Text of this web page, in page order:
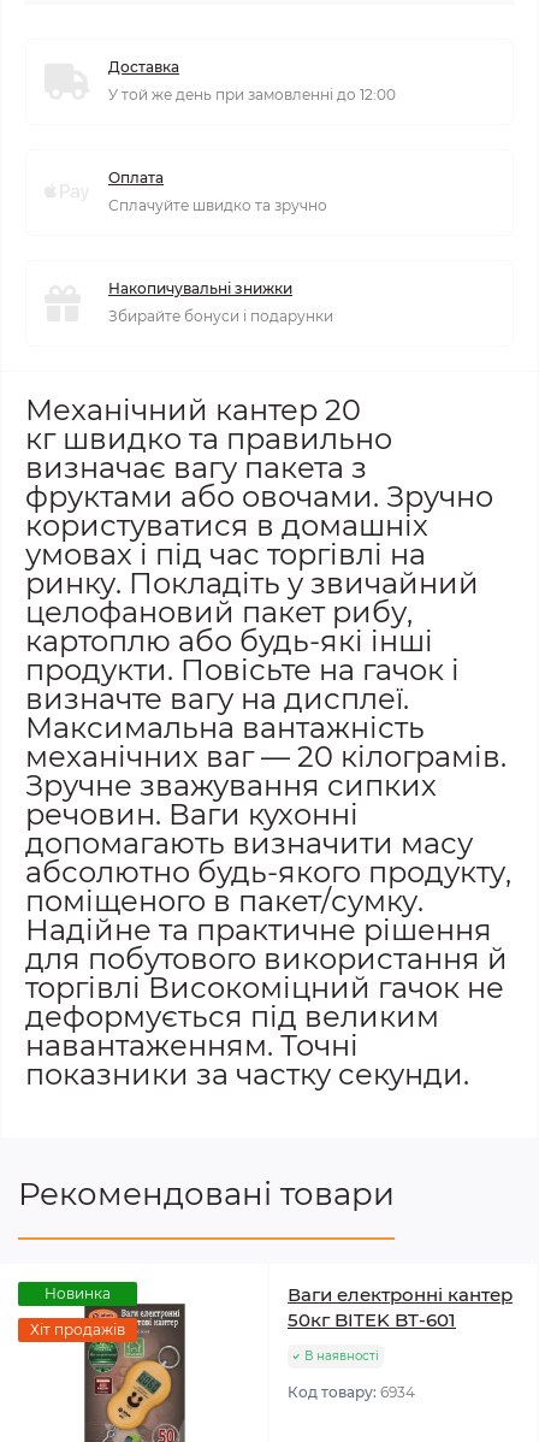
Доставка
У той же день при замовленні до 12:00
Оплата
Сплачуйте швидко та зручно
Накопичувальні знижки
Збирайте бонуси і подарунки
Механічний кантер 20
кг швидко та правильно
визначає вагу пакета з
фруктами або овочами. Зручно
користуватися в домашніх
умовах і під час торгівлі на
ринку. Покладіть у звичайний
целофановий пакет рибу,
картоплю або будь-які інші
продукти. Повісьте на гачок і
визначте вагу на дисплеї.
Максимальна вантажність
механічних ваг — 20 кілограмів.
Зручне зважування сипких
речовин. Ваги кухонні
допомагають визначити масу
абсолютно будь-якого продукту,
поміщеного в пакет/сумку.
Надійне та практичне рішення
для побутового використання й
торгівлі Високоміцний гачок не
деформується під великим
навантаженням. Точні
показники за частку секунди.
Рекомендовані товари
Новинка
Хіт продажів
Ваги електронні кантер
50кг BITEK BT-601
В наявності
Код товару: 6934